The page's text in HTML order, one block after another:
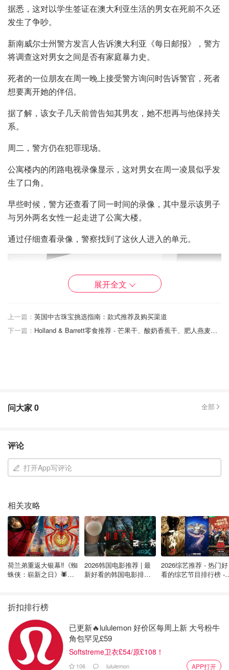
据悉，这对以学生签证在澳大利亚生活的男女在死前不久还
发生了争吵。
新南威尔士州警方发言人告诉澳大利亚《每日邮报》，警方
将调查这对男女之间是否有家庭暴力史。
死者的一位朋友在周一晚上接受警方询问时告诉警官，死者
想要离开她的伴侣。
据了解，该女子几天前曾告知其男友，她不想再与他保持关
系。
周二，警方仍在犯罪现场。
公寓楼内的闭路电视录像显示，这对男女在周一凌晨似乎发
生了口角。
早些时候，警方还查看了同一时间的录像，其中显示该男子
与另外两名女性一起走进了公寓大楼。
通过仔细查看录像，警察找到了这伙人进入的单元。
案发现场
伤。
警方认为，该女子可能是在周一凌晨至上午 9:30 之间被刺
警司克里斯蒂娜-麦克唐纳（Christine McDonald）周一表
示，警方已经从该单元找到了疑似凶器。
她说："现在说这是否是家庭暴力还为时过早......但针对任何
人的暴力行为都是不能容忍的，也不会被容忍。”
公寓楼的一位居民说，她在阳台上看到警察蹲在男子的尸体
警方建立了犯罪现场，并用帐篷盖住了遗体。
展开全文
上一篇： 英国中古珠宝挑选指南：款式推荐及购买渠道
下一篇：
Holland & Barrett零食推荐 - 芒果干、酸奶香蕉干、肥人燕麦奶 - 健康低卡零食指南！
问大家0 全部
评论
打开App写评论
相关攻略
荷兰弟重返大银幕‼️《蜘
蛛侠：崭新之日》🕷️北
2026韩国电影推荐 | 最
新好看的韩国电影排行
2026综艺推荐 - 热门好
看的综艺节目排行榜 -
折扣排行榜
已更新🔥lululemon 好价区每周上新 大号粉牛
角包罕见£59
Softstreme卫衣£54/原£108！
106 lululemon APP打开